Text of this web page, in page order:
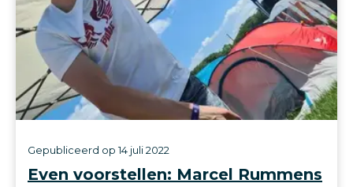
Even voorstellen: Marcel Rummens
Gepubliceerd op 14 juli 2022